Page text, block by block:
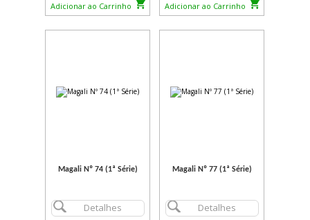
Adicionar ao Carrinho Adicionar ao Carrinho
Magali Nº 74 (1ª Série)
Detalhes
Magali Nº 77 (1ª Série)
Detalhes